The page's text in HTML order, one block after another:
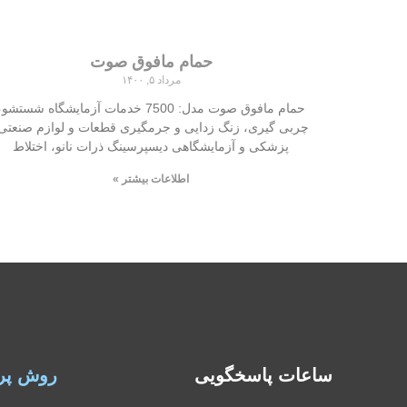
حمام مافوق صوت
مرداد ۵, ۱۴۰۰
حمام مافوق صوت مدل: 7500 خدمات آزمایشگاه
چربی گیری، زنگ زدایی و جرمگیری قطعات و لوازم
پزشکی و آزمایشگاهی دیسپرسینگ ذرات نانو، اختلاط
اطلاعات بیشتر »
ساعات پاسخگویی روش